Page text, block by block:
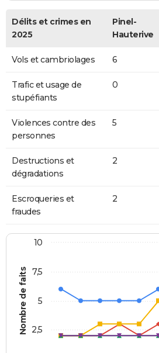
Délits et crimes en
2025
Pinel-
Hauterive
Vols et cambriolages 6
Trafic et usage de
stupéfiants
0
Violences contre des
personnes
5
Destructions et
dégradations
2
Escroqueries et
fraudes
2
Nombre de faits 2,5
5
7,5
10